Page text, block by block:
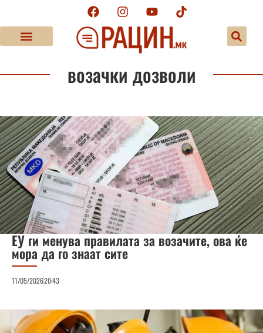
возачки дозволи
ЕУ ги менува правилата за возачите, ова ќе
мора да го знаат сите
11/05/202620:43